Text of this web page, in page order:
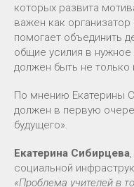
которых развита
важен как
помогает объединить
общие усилия в
должен быть не только
По мнению Екатерины
должен в первую
будущего».
Екатерина Сибирцева
социальной
«Проблема учителей в